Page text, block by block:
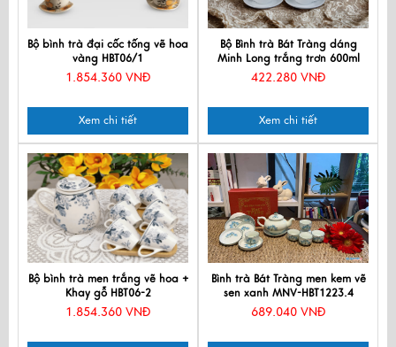
Bộ bình trà đại cốc tống vẽ hoa
vàng HBT06/1
1.854.360 VNĐ
Xem chi tiết
Bộ Bình trà Bát Tràng dáng
Minh Long trắng trơn 600ml
422.280 VNĐ
Xem chi tiết
Bộ bình trà men trắng vẽ hoa +
Khay gỗ HBT06-2
1.854.360 VNĐ
Bình trà Bát Tràng men kem vẽ
sen xanh MNV-HBT1223.4
689.040 VNĐ